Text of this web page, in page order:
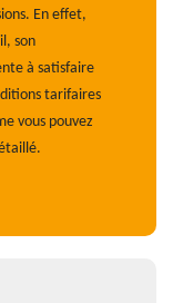
En effet,
son
à satisfaire
tarifaires
vous pouvez